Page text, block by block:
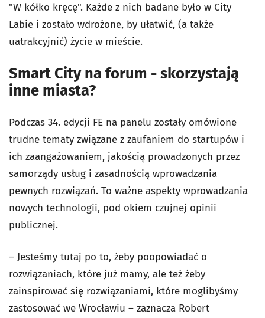
"W kółko kręcę". Każde z nich badane było w City
Labie i zostało wdrożone, by ułatwić, (a także
uatrakcyjnić) życie w mieście.
Smart City na forum - skorzystają
inne miasta?
Podczas 34. edycji FE na panelu zostały omówione
trudne tematy związane z zaufaniem do startupów i
ich zaangażowaniem, jakością prowadzonych przez
samorządy usług i zasadnością wprowadzania
pewnych rozwiązań. To ważne aspekty wprowadzania
nowych technologii, pod okiem czujnej opinii
publicznej.
– Jesteśmy tutaj po to, żeby poopowiadać o
rozwiązaniach, które już mamy, ale też żeby
zainspirować się rozwiązaniami, które moglibyśmy
zastosować we Wrocławiu – zaznacza Robert